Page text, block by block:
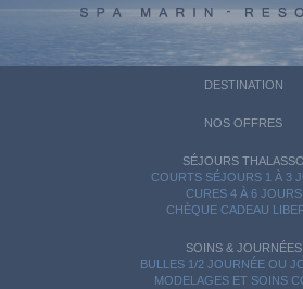
DESTINATION
NOS OFFRES
SÉJOURS THALASSO
COURTS SÉJOURS 1 À 3
CURES 4 À 6 JOURS
CHÈQUE CADEAU
SOINS & JOURNÉES
BULLES 1/2 JOURNÉE OU
MODELAGES ET SOINS